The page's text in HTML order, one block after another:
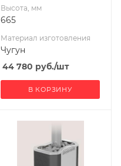
Высота, мм
665
Материал изготовления
Чугун
44 780 руб./шт
В КОРЗИНУ
Глубина, мм